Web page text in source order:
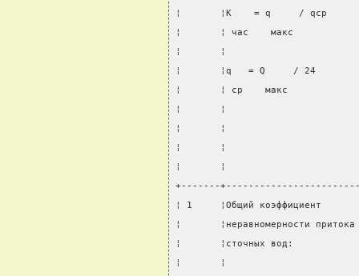
¦       ¦K    = q     / qср
¦       ¦ час    макс
¦       ¦
¦       ¦q   = Q     / 24
¦       ¦ ср    макс
¦       ¦
¦       ¦
¦       ¦
¦       ¦
+-------
¦ 1     ¦Общий коэффициент
¦       ¦неравномерности
¦       ¦сточных вод:
¦       ¦